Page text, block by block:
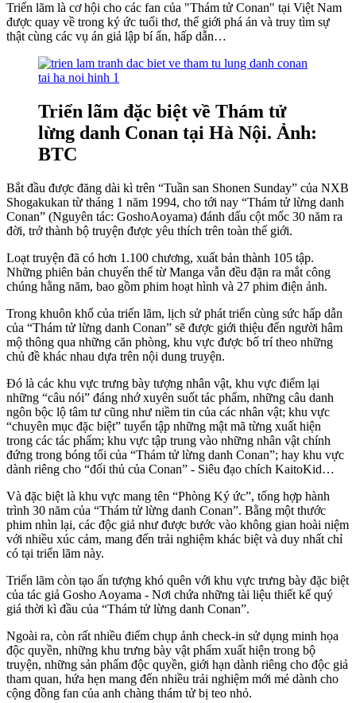
Triển lãm là cơ hội cho các fan của "Thám tử Conan" tại Việt Nam
được quay về trong ký ức tuổi thơ, thế giới phá án và truy tìm sự
thật cùng các vụ án giả lập bí ẩn, hấp dẫn…
Triển lãm đặc biệt về Thám tử
lừng danh Conan tại Hà Nội. Ảnh:
BTC
Bắt đầu được đăng dài kì trên “Tuần san Shonen Sunday” của NXB
Shogakukan từ tháng 1 năm 1994, cho tới nay “Thám tử lừng danh
Conan” (Nguyên tác: GoshoAoyama) đánh dấu cột mốc 30 năm ra
đời, trở thành bộ truyện được yêu thích trên toàn thế giới.
Loạt truyện đã có hơn 1.100 chương, xuất bản thành 105 tập.
Những phiên bản chuyển thể từ Manga vẫn đều đặn ra mắt công
chúng hằng năm, bao gồm phim hoạt hình và 27 phim điện ảnh.
Trong khuôn khổ của triển lãm, lịch sử phát triển cùng sức hấp dẫn
của “Thám tử lừng danh Conan” sẽ được giới thiệu đến người hâm
mộ thông qua những căn phòng, khu vực được bố trí theo những
chủ đề khác nhau dựa trên nội dung truyện.
Đó là các khu vực trưng bày tượng nhân vật, khu vực điểm lại
những “câu nói” đáng nhớ xuyên suốt tác phẩm, những câu danh
ngôn bộc lộ tâm tư cũng như niềm tin của các nhân vật; khu vực
“chuyên mục đặc biệt” tuyển tập những mật mã từng xuất hiện
trong các tác phẩm; khu vực tập trung vào những nhân vật chính
đứng trong bóng tối của “Thám tử lừng danh Conan”; hay khu vực
dành riêng cho “đối thủ của Conan” - Siêu đạo chích KaitoKid…
Và đặc biệt là khu vực mang tên “Phòng Ký ức”, tổng hợp hành
trình 30 năm của “Thám tử lừng danh Conan”. Bằng một thước
phim nhìn lại, các độc giả như được bước vào không gian hoài niệm
với nhiều xúc cảm, mang đến trải nghiệm khác biệt và duy nhất chỉ
có tại triển lãm này.
Triển lãm còn tạo ấn tượng khó quên với khu vực trưng bày đặc biệt
của tác giả Gosho Aoyama - Nơi chứa những tài liệu thiết kế quý
giá thời kì đầu của “Thám tử lừng danh Conan”.
Ngoài ra, còn rất nhiều điểm chụp ảnh check-in sử dụng minh họa
độc quyền, những khu trưng bày vật phẩm xuất hiện trong bộ
truyện, những sản phẩm độc quyền, giới hạn dành riêng cho độc giả
tham quan, hứa hẹn mang đến nhiều trải nghiệm mới mẻ dành cho
cộng đồng fan của anh chàng thám tử bị teo nhỏ.